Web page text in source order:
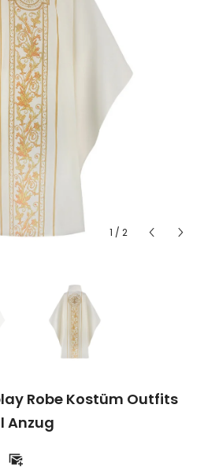
1 / 2
Robe Kostüm Outfits
Anzug